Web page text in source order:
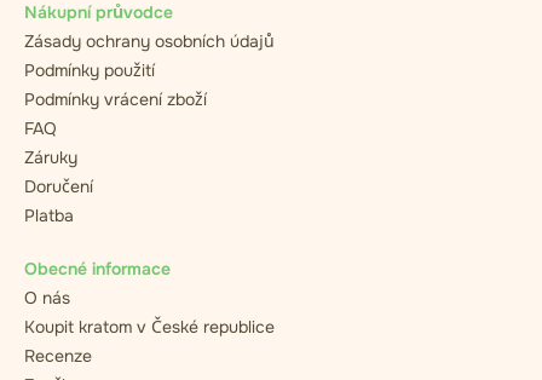
Nákupní průvodce
Zásady ochrany osobních údajů
Podmínky použití
Podmínky vrácení zboží
FAQ
Záruky
Doručení
Platba
Obecné informace
O nás
Koupit kratom v České republice
Recenze